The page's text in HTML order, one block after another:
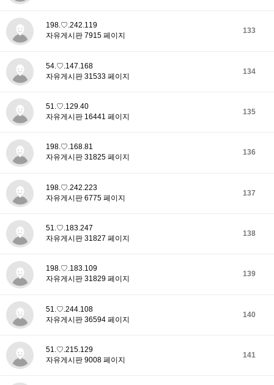
133
198.♡.242.119
자유게시판 7915 페이지
134
54.♡.147.168
자유게시판 31533 페이지
135
51.♡.129.40
자유게시판 16441 페이지
136
198.♡.168.81
자유게시판 31825 페이지
137
198.♡.242.223
자유게시판 6775 페이지
138
51.♡.183.247
자유게시판 31827 페이지
139
198.♡.183.109
자유게시판 31829 페이지
140
51.♡.244.108
자유게시판 36594 페이지
141
51.♡.215.129
자유게시판 9008 페이지